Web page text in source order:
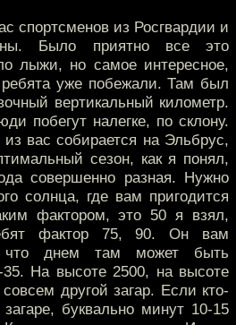
спортсменов из Росгвардии и
Было приятно все это
лыжи, но самое интересное,
ребята уже побежали. Там был
вертикальный километр.
побегут налегке, по склону.
вас собирается на Эльбрус,
сезон, как я понял,
совершенно разная. Нужно
солнца, где вам пригодится
фактором, это 50 я взял,
фактор 75, 90. Он вам
что днем там может быть
На высоте 2500, на высоте
другой загар. Если кто-
буквально минут 10-15